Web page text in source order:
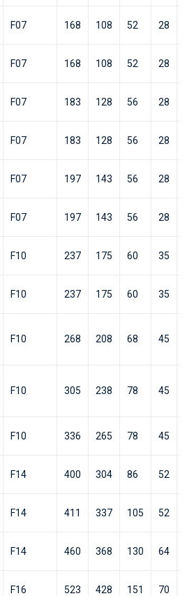
F07 168 108 52 28
F07 168 108 52 28
F07 183 128 56 28
F07 183 128 56 28
F07 197 143 56 28
F07 197 143 56 28
F10 237 175 60 35
F10 237 175 60 35
F10 268 208 68 45
F10 305 238 78 45
F10 336 265 78 45
F14 400 304 86 52
F14 411 337 105 52
F14 460 368 130 64
F16 523 428 151 70